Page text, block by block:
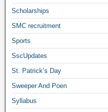
Scholarships
SMC recruitment
Sports
SscUpdates
St. Patrick’s Day
Sweeper And Poen
Syllabus